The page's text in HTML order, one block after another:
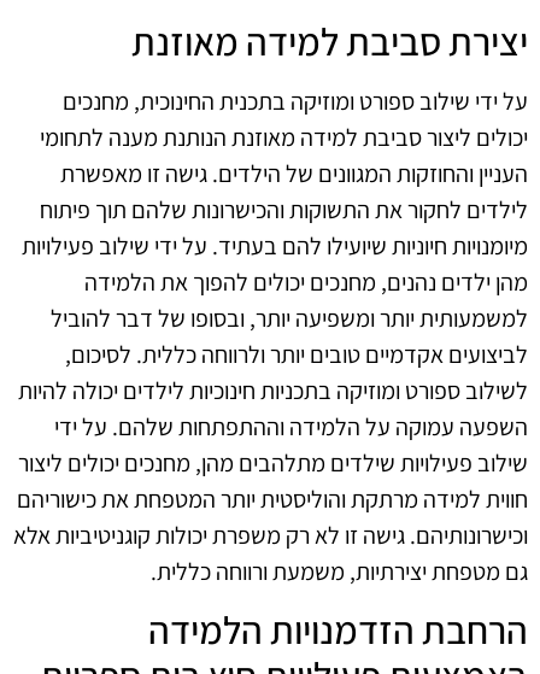
יצירת סביבת למידה מאוזנת
על ידי שילוב ספורט ומוזיקה בתכנית החינוכית, מחנכים
יכולים ליצור סביבת למידה מאוזנת הנותנת מענה לתחומי
העניין והחוזקות המגוונים של הילדים. גישה זו מאפשרת
לילדים לחקור את התשוקות והכישרונות שלהם תוך פיתוח
מיומנויות חיוניות שיועילו להם בעתיד. על ידי שילוב פעילויות
מהן ילדים נהנים, מחנכים יכולים להפוך את הלמידה
למשמעותית יותר ומשפיעה יותר, ובסופו של דבר להוביל
לביצועים אקדמיים טובים יותר ולרווחה כללית. לסיכום,
לשילוב ספורט ומוזיקה בתכניות חינוכיות לילדים יכולה להיות
השפעה עמוקה על הלמידה וההתפתחות שלהם. על ידי
שילוב פעילויות שילדים מתלהבים מהן, מחנכים יכולים ליצור
חווית למידה מרתקת והוליסטית יותר המטפחת את כישוריהם
וכישרונותיהם. גישה זו לא רק משפרת יכולות קוגניטיביות אלא
גם מטפחת יצירתיות, משמעת ורווחה כללית.
הרחבת הזדמנויות הלמידה